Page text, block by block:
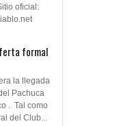
oficial:
formal
la llegada
Pachuca
. Tal como
del Club...